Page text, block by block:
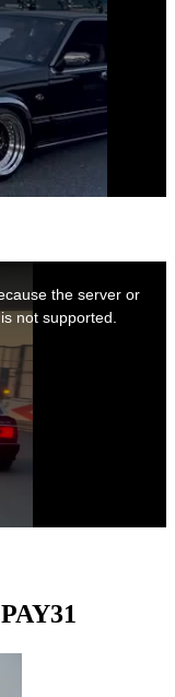
the server or
not supported.